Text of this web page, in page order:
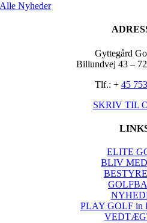
Alle Nyheder
Gyttegård
Billundvej 43 –
Tlf.: + 45
SKRIV TIL
ELITE
BLIV
PLAY GOLF in